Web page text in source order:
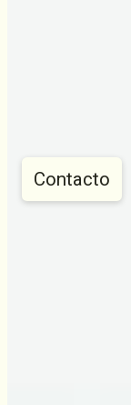
Contacto